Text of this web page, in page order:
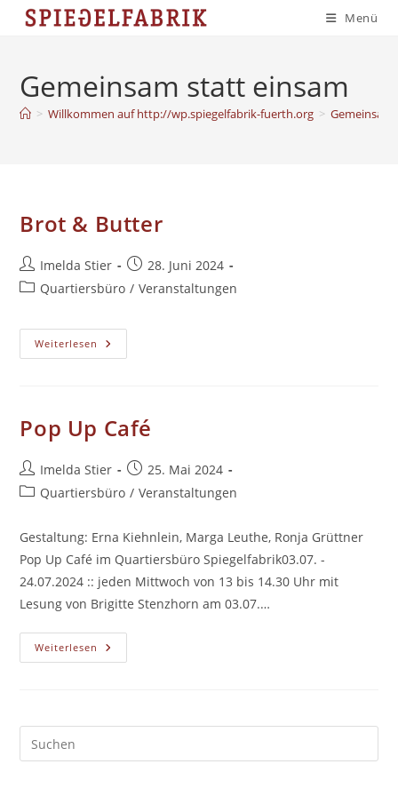
Inhalt
Menü
Gemeinsam statt einsam
> Willkommen auf http://wp.spiegelfabrik-fuerth.org >
Brot & Butter
Beitrags-
Autor:
Imelda Stier
Beitrag
veröffentlicht:
28. Juni 2024
Beitrags-
Quartiersbüro / Veranstaltungen
Weiterlesen Brot
&
Pop Up Café
Beitrags-
Autor:
Imelda Stier
Beitrag
veröffentlicht:
25. Mai 2024
Beitrags-
Quartiersbüro / Veranstaltungen
Gestaltung: Erna Kiehnlein, Marga Leuthe, Ronja Grüttner
Pop Up Café im Quartiersbüro Spiegelfabrik03.07. -
24.07.2024 :: jeden Mittwoch von 13 bis 14.30 Uhr mit
Lesung von Brigitte Stenzhorn am 03.07.…
Weiterlesen Pop
Up